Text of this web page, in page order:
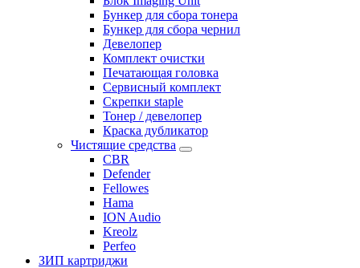
Бункер для сбора тонера
Бункер для сбора чернил
Девелопер
Комплект очистки
Печатающая головка
Сервисный комплект
Скрепки staple
Тонер / девелопер
Краска дубликатор
Чистящие средства
CBR
Defender
Fellowes
Hama
ION Audio
Kreolz
Perfeo
ЗИП картриджи